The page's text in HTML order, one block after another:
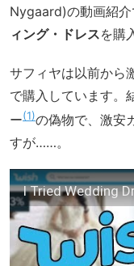
Nygaard)の動画紹介
ィング・ドレスを購
サフィヤは以前から
で購入しています。
ー 1 の偽物で、激安
すが……。
I Tried Wedding